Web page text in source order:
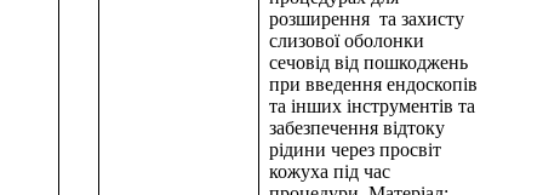
розширення та захисту
слизової оболонки
сечовід від пошкоджень
при введення ендоскопів
та інших інструментів та
забезпечення відтоку
рідини через просвіт
кожуха під час